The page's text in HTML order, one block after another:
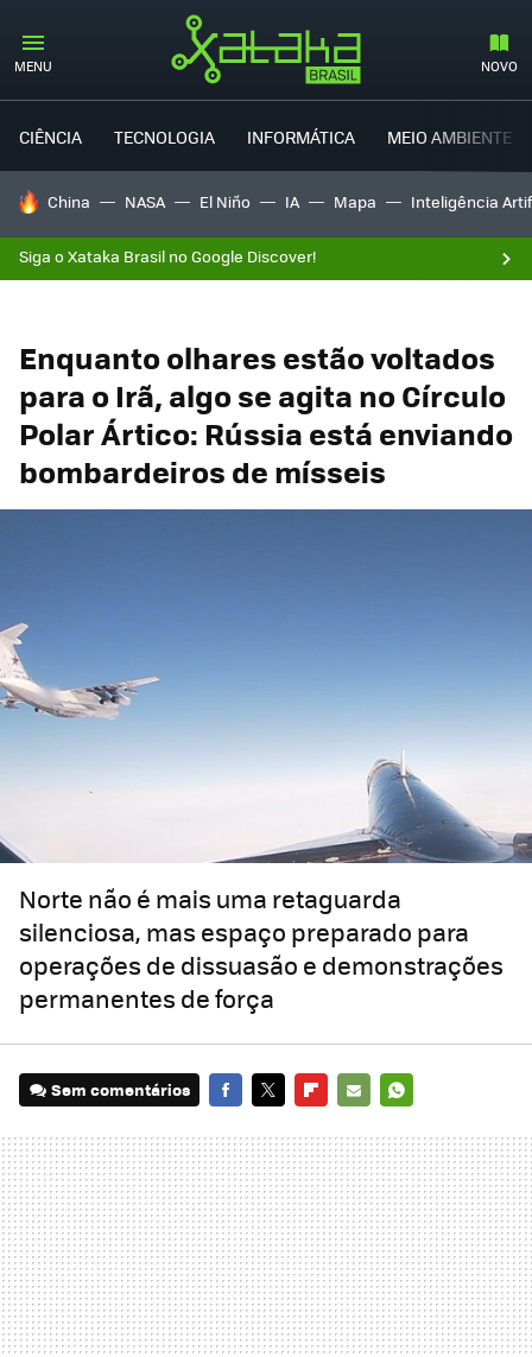
MENU NOVO
CIÊNCIA TECNOLOGIA INFORMÁTICA MEIO AMBIENTE
TENDÊNCIAS DO DIA
China NASA El Niño IA Mapa Inteligência
Siga o Xataka Brasil no Google Discover!
Enquanto olhares estão voltados
para o Irã, algo se agita no Círculo
Polar Ártico: Rússia está enviando
bombardeiros de mísseis
Norte não é mais uma retaguarda
silenciosa, mas espaço preparado para
operações de dissuasão e demonstrações
permanentes de força
Sem comentários
MAIL